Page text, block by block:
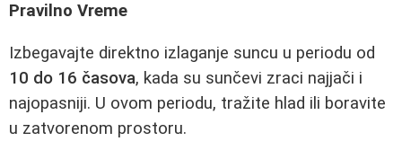
Pravilno Vreme
Izbegavajte direktno izlaganje suncu u periodu od
10 do 16 časova, kada su sunčevi zraci najjači i
najopasniji. U ovom periodu, tražite hlad ili boravite
u zatvorenom prostoru.